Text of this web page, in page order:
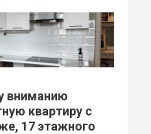
вниманию
квартиру с
17 этажного